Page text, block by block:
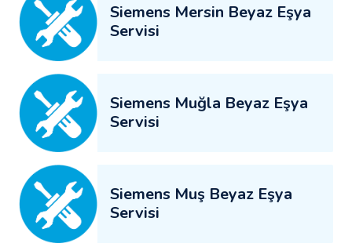
Siemens Mersin Beyaz Eşya
Servisi
Siemens Muğla Beyaz Eşya
Servisi
Siemens Muş Beyaz Eşya
Servisi